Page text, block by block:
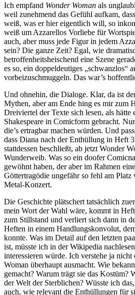
Ich empfand Wonder Woman als
weil zunehmend das Gefühl aufkam,
weiß, was er hier eigentlich will, so
weiß um Azzarellos Vorliebe für
auch, aber muss jede Figur in jedem
sein? Die ganze Zeit? Egal, wie
betroffenheitsheischend eine Szene
es so, ein doppeldeutiges „schwanzlos“
vorbeizuschmuggeln. Das war’s
Und ohnehin, die Dialoge. Klar, da ist
Mythen, aber am Ende hing es mir zum
Dreiviertel der Texte sich lesen, als hätte
Shakespeare in Comicform gebracht.
die’s ertragbar machen würden. Und
dass Diana nach der Enthüllung in Heft
stattdessen beschließt, ab jetzt Wonder
Wunderweib. Was so ein doofer
gewöhnt haben, der aber im Rahmen
Göttertragödie ungefähr so fehl am Platz
Metal-Konzert.
Die Geschichte plätschert tatsächlich
mein Wort der Wahl wäre, kommt in
zum Stillstand und verliert sich dann in
Heften in einem Handlungskonvolut,
konnte. Was im Detail auf den letzten
ist, müsste ich in der Wikipedia
interessieren würde. Ich verstehe ja
Woman überhaupt ausmacht. Wie
gemacht? Warum trägt sie das Kostüm?
der Welt der Sterblichen? Wüsste ich
auch, wie relevant die Enthüllungen für